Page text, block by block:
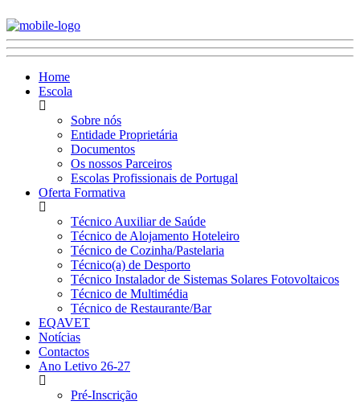
Home
Escola
Sobre nós
Entidade Proprietária
Documentos
Os nossos Parceiros
Escolas Profissionais de Portugal
Oferta Formativa
Técnico Auxiliar de Saúde
Técnico de Alojamento Hoteleiro
Técnico de Cozinha/Pastelaria
Técnico(a) de Desporto
Técnico Instalador de Sistemas Solares Fotovoltaicos
Técnico de Multimédia
Técnico de Restaurante/Bar
EQAVET
Notícias
Contactos
Ano Letivo 26-27
Pré-Inscrição